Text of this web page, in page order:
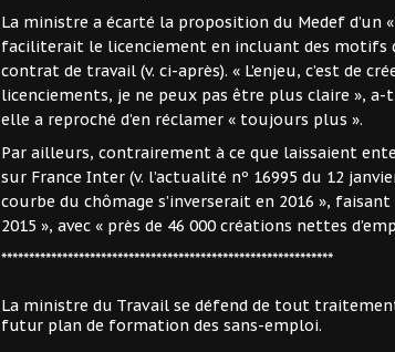
La ministre a écarté la proposition du Medef d’un
faciliterait le licenciement en incluant des motifs
contrat de travail (v. ci-après). « L’enjeu, c’est de
licenciements, je ne peux pas être plus claire »,
elle a reproché d’en réclamer « toujours plus ».
Par ailleurs, contrairement à ce que laissaient
sur France Inter (v. l’actualité nº 16995 du 12
courbe du chômage s’inverserait en 2016 »,
2015 », avec « près de 46 000 créations nettes
************************************************************
La ministre du Travail se défend de tout
futur plan de formation des sans-emploi.